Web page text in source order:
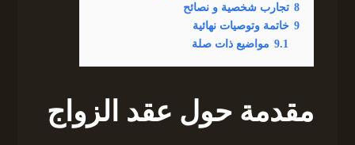
8 تجارب شخصية و نصائح
9 خاتمة وتوصيات نهائية
9.1 مواضيع ذات صلة
مقدمة حول عقد الزواج